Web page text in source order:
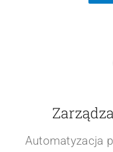
Automatyzacja